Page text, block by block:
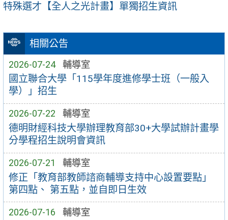
相關公告
2026-07-24 輔導室
國立聯合大學「115學年度進修學士班（一般入
學）」招生
2026-07-22 輔導室
德明財經科技大學辦理教育部30+大學試辦計畫學
分學程招生說明會資訊
2026-07-21 輔導室
修正「教育部教師諮商輔導支持中心設置要點」
第四點、 第五點，並自即日生效
2026-07-16 輔導室
特殊選才【全人之光計畫】單獨招生資訊